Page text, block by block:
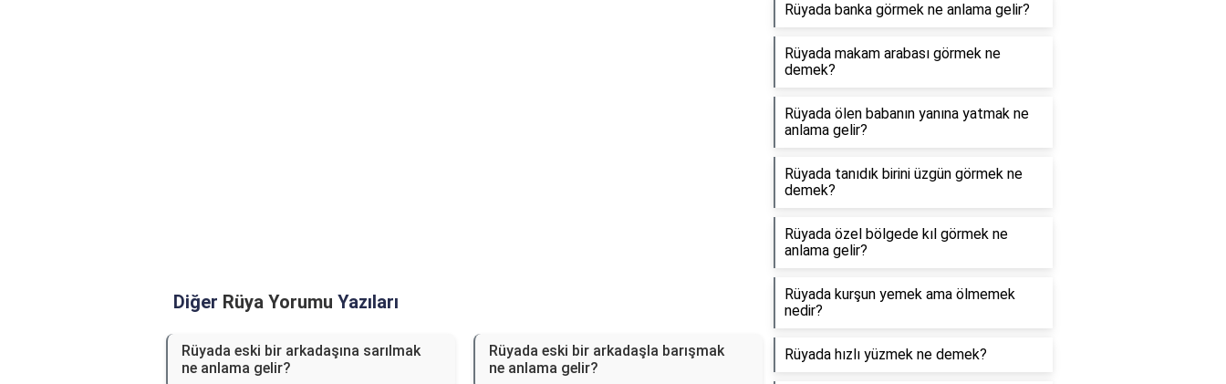
Diğer Rüya Yorumu Yazıları
Rüyada eski bir arkadaşına sarılmak
ne anlama gelir?
Rüyada eski bir arkadaşla barışmak
ne anlama gelir?
Rüyada banka görmek ne anlama gelir?
Rüyada makam arabası görmek ne
demek?
Rüyada ölen babanın yanına yatmak ne
anlama gelir?
Rüyada tanıdık birini üzgün görmek ne
demek?
Rüyada özel bölgede kıl görmek ne
anlama gelir?
Rüyada kurşun yemek ama ölmemek
nedir?
Rüyada hızlı yüzmek ne demek?